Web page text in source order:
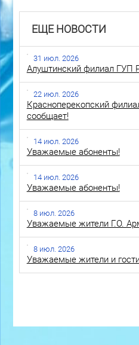
ЕЩЕ НОВОСТИ
31 июл. 2026
Алуштинский филиал ГУП
22 июл. 2026
Красноперекопский
сообщает!
14 июл. 2026
Уважаемые абоненты!
14 июл. 2026
Уважаемые абоненты!
8 июл. 2026
Уважаемые жители Г.О.
8 июл. 2026
Уважаемые жители и